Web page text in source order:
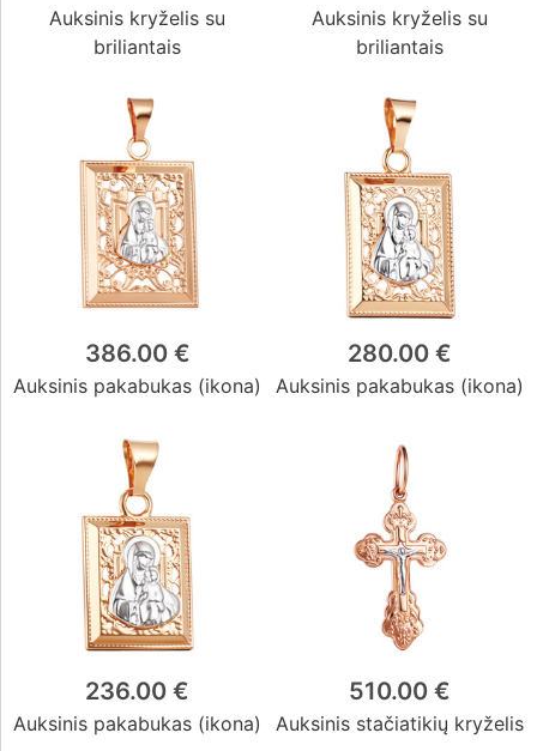
Auksinis kryželis su
briliantais
Auksinis kryželis su
briliantais
386.00 €
Auksinis pakabukas (ikona)
280.00 €
Auksinis pakabukas (ikona)
236.00 €
Auksinis pakabukas (ikona)
510.00 €
Auksinis stačiatikių kryželis